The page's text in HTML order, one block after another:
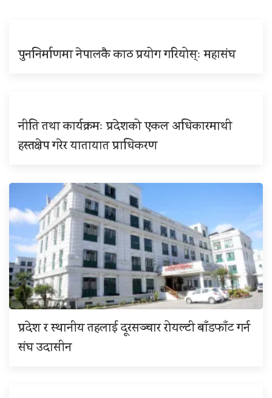
पुननिर्माणमा नेपालकै काठ प्रयोग गरियोस्ः महासंघ
नीति तथा कार्यक्रमः प्रदेशको एकल अधिकारमाथी
हस्तक्षेप गरेर यातायात प्राधिकरण
प्रदेश र स्थानीय तहलाई दूरसञ्चार रोयल्टी बाँडफाँट गर्न
संघ उदासीन